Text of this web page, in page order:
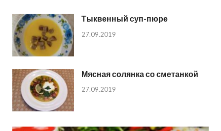
Тыквенный суп-пюре
27.09.2019
Мясная солянка со сметанкой
27.09.2019